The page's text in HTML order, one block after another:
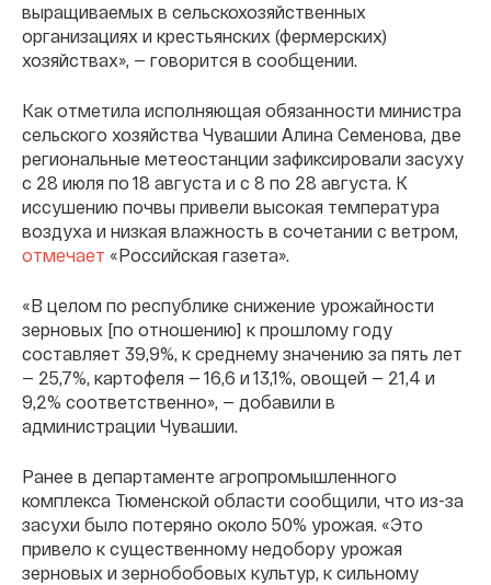
выращиваемых в сельскохозяйственных
организациях и крестьянских (фермерских)
хозяйствах», — говорится в сообщении.
Как отметила исполняющая обязанности министра
сельского хозяйства Чувашии Алина Семенова, две
региональные метеостанции зафиксировали засуху
с 28 июля по 18 августа и с 8 по 28 августа. К
иссушению почвы привели высокая температура
воздуха и низкая влажность в сочетании с ветром,
отмечает «Российская газета».
«В целом по республике снижение урожайности
зерновых [по отношению] к прошлому году
составляет 39,9%, к среднему значению за пять лет
— 25,7%, картофеля — 16,6 и 13,1%, овощей — 21,4 и
9,2% соответственно», — добавили в
администрации Чувашии.
Ранее в департаменте агропромышленного
комплекса Тюменской области сообщили, что из-за
засухи было потеряно около 50% урожая. «Это
привело к существенному недобору урожая
зерновых и зернобобовых культур, к сильному